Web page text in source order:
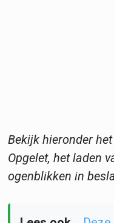
Bekijk hieronder
Opgelet, het laden
ogenblikken in